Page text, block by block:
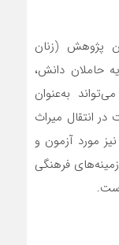
پژوهش (زنان
حاملان دانش،
به‌عنوان
انتقال میراث
مورد آزمون و
زمینه‌های فرهنگی